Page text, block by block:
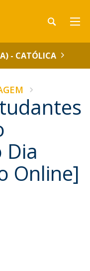
- CATÓLICA
Online]